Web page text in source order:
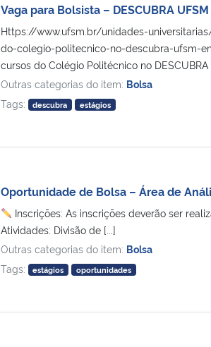
Vaga para Bolsista – DESCUBRA
Https://www.ufsm.br/unidades-
do-colegio-politecnico-no-descubra-ufsm-
cursos do Colégio Politécnico no DESCUBRA
Outras categorias do item: Bolsa
Tags:
descubra estágios
Oportunidade de Bolsa – Área de
Inscrições: As inscrições deverão ser
Atividades: Divisão de [...]
Outras categorias do item: Bolsa
Tags:
estágios oportunidades